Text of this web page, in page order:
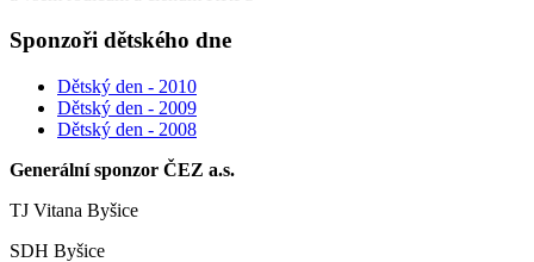
Sponzoři dětského dne
Dětský den - 2010
Dětský den - 2009
Dětský den - 2008
Generální sponzor ČEZ a.s.
TJ Vitana Byšice
SDH Byšice